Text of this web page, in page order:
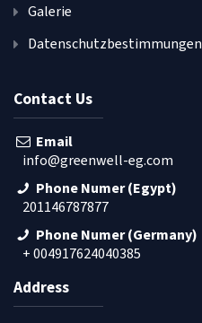
Galerie
Datenschutzbestimmungen
Contact Us
Email
info@greenwell-eg.com
Phone Numer (Egypt)
201146787877
Phone Numer (Germany)
+ 004917624040385
Address